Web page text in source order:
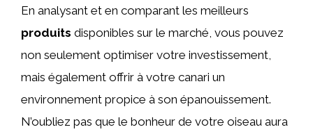
En analysant et en comparant les meilleurs
produits disponibles sur le marché, vous pouvez
non seulement optimiser votre investissement,
mais également offrir à votre canari un
environnement propice à son épanouissement.
N’oubliez pas que le bonheur de votre oiseau aura